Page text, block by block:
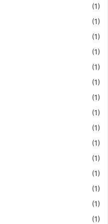
(1)
(1)
(1)
(1)
(1)
(1)
(1)
(1)
(1)
(1)
(1)
(1)
(1)
(1)
(1)